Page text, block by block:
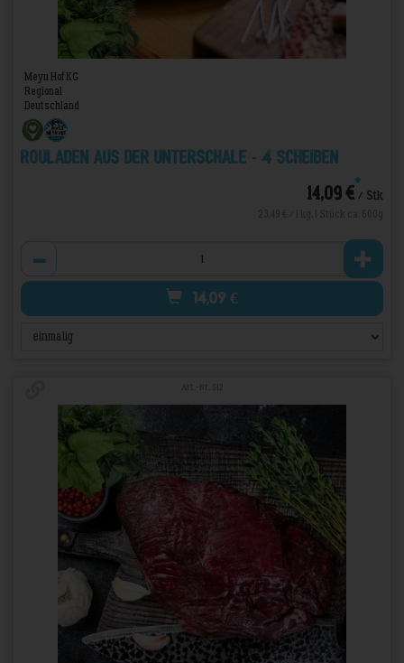
Meyn Hof KG
Regional
Deutschland
Rouladen aus der Unterschale - 4 Scheiben
14,09 €*/ Stk
14,09 €